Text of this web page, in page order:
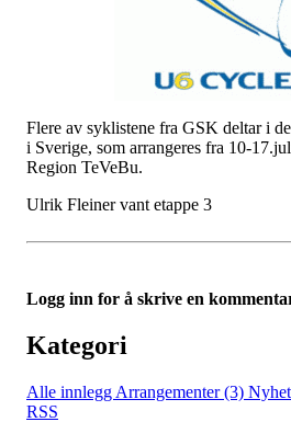
Flere av syklistene fra GSK deltar i
i Sverige, som arrangeres fra 10-
Region TeVeBu.
Ulrik Fleiner vant etappe 3
Logg inn for å skrive en
Kategori
Alle innlegg Arrangementer (3)
RSS